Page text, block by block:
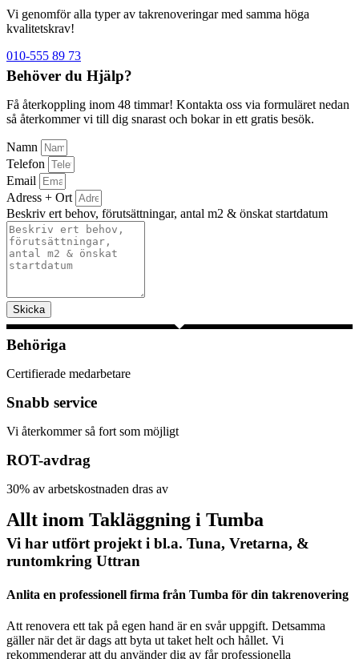
Vi genomför alla typer av takrenoveringar med samma höga
kvalitetskrav!
010-555 89 73
Behöver du Hjälp?
Få återkoppling inom 48 timmar! Kontakta oss via formuläret nedan
så återkommer vi till dig snarast och bokar in ett gratis besök.
Namn
Telefon
Email
Adress + Ort
Beskriv ert behov, förutsättningar, antal m2 & önskat startdatum
Skicka
Behöriga
Certifierade medarbetare
Snabb service
Vi återkommer så fort som möjligt
ROT-avdrag
30% av arbetskostnaden dras av
Allt inom Takläggning i Tumba
Vi har utfört projekt i bl.a. Tuna, Vretarna, &
runtomkring Uttran
Anlita en professionell firma från Tumba för din takrenovering
Att renovera ett tak på egen hand är en svår uppgift. Detsamma
gäller när det är dags att byta ut taket helt och hållet. Vi
rekommenderar att du använder dig av får professionella